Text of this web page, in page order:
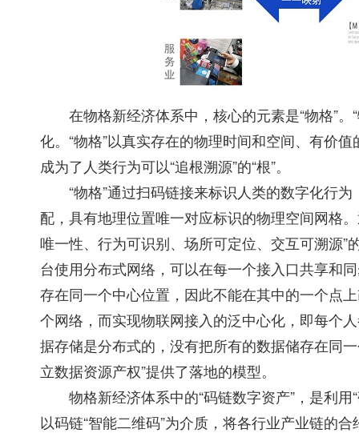
在物格新经济体系中，核心的元素是“物格”。
化。“物格”以真实存在的物理时间和空间、有价
成为了人类行为可以“追根溯源”的“根”。
“物格”通过扫码链接来标识人类的数字化行为
配，具有地理位置唯一对应标识的物理空间网格
唯一性、行为可识别、场所可定位、交互可溯源
台使用分布式网络，可以在每一个接入口共享和
存在同一个中心位置，因此不能在其中的一个点
个网络，而实现物联网接入的泛中心化，即每个
据存储是分布式的，没有把所有的数据储存在同
立数据资源产权”提供了落地的模型。
物格新经济体系中的“码链数字资产”，是利用
以码链“智能二维码”为介质，将各行业产业链的